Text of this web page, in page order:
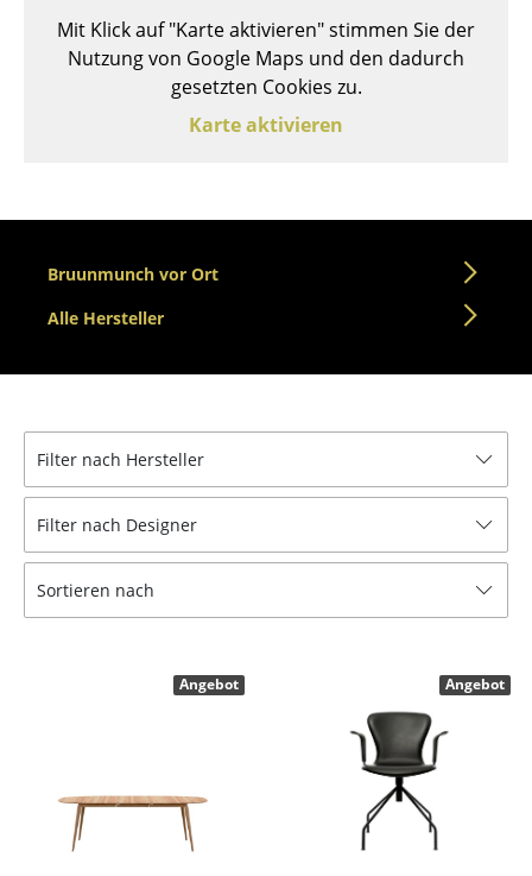
Bürosessel
Einzelteile
... alle Sitzmöbel
Esstische
Beistelltische
Couchtische
Konferenztische
Kindertische
Gartentische
Aufbewahren
Regale & Schränke
Mit Klick auf "Karte aktivieren" stimmen Sie der
Nutzung von Google Maps und den dadurch
gesetzten Cookies zu.
Karte aktivieren
Bruunmunch vor Ort
Alle Hersteller
Filter nach Hersteller
Filter nach Designer
Sortieren nach
Angebot Angebot